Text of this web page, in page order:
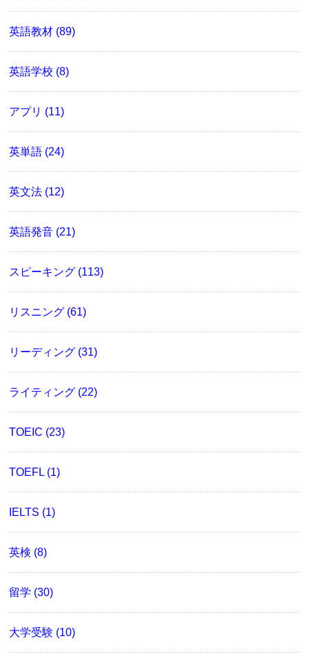
英語教材 (89)
英語学校 (8)
アプリ (11)
英単語 (24)
英文法 (12)
英語発音 (21)
スピーキング (113)
リスニング (61)
リーディング (31)
ライティング (22)
TOEIC (23)
TOEFL (1)
IELTS (1)
英検 (8)
留学 (30)
大学受験 (10)